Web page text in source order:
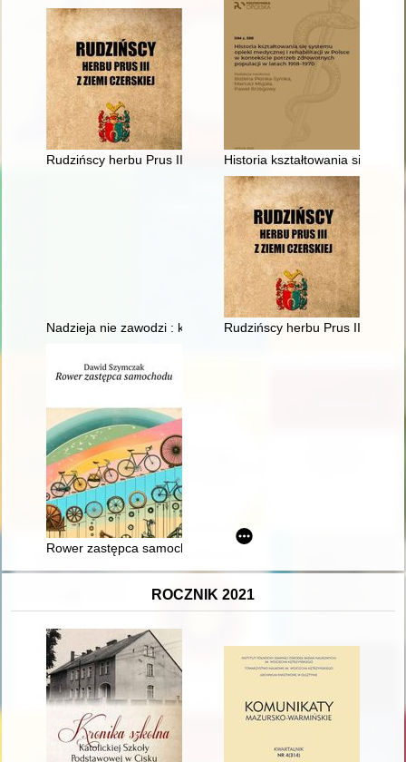
Rudzińscy herbu Prus III z ziemi ciechanowskiej w
Historia kształtowania się
Nadzieja nie zawodzi : księga pamiątkowa na 40-lecie
Rudzińscy herbu Prus III z
Rower zastępca samochodu
ROCZNIK 2021